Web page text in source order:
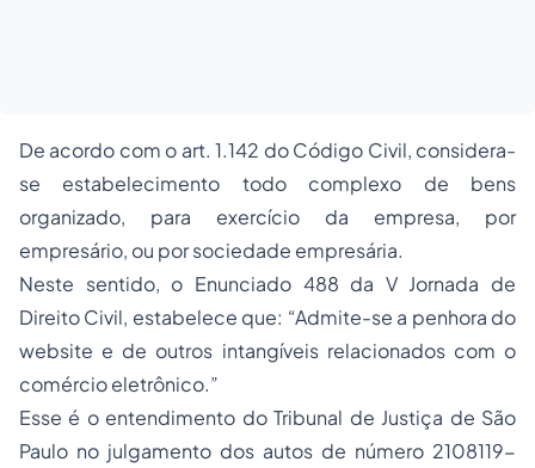
De acordo com o art. 1.142 do Código Civil, considera-
se estabelecimento todo complexo de bens
organizado, para exercício da empresa, por
empresário, ou por sociedade empresária.
Neste sentido, o Enunciado 488 da V Jornada de
Direito Civil, estabelece que: “Admite-se a penhora do
website e de outros intangíveis relacionados com o
comércio eletrônico.”
Esse é o entendimento do Tribunal de Justiça de São
Paulo no julgamento dos autos de número 2108119-